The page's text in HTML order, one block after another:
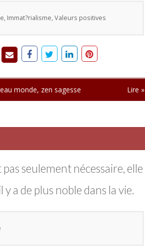
Immat?rialisme, Valeurs positives
monde, zen sagesse Lire »
pas seulement nécessaire, elle
y a de plus noble dans la vie.